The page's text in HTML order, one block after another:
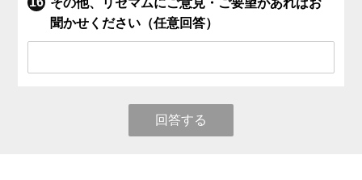
その他、リセマムにご意見・ご要望があればお
聞かせください（任意回答）
回答する